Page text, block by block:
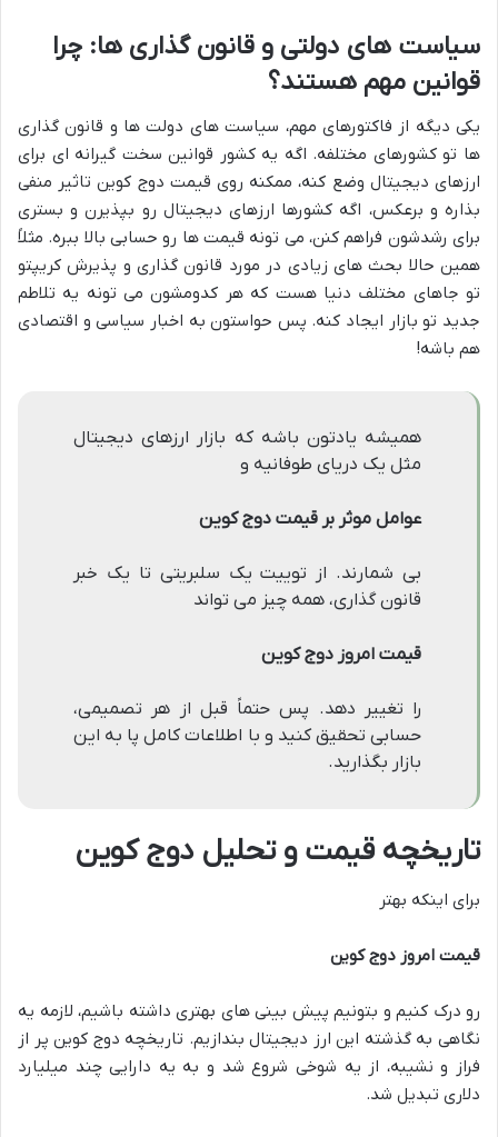
سیاست های دولتی و قانون گذاری ها: چرا
قوانین مهم هستند؟
یکی دیگه از فاکتورهای مهم، سیاست های دولت ها و قانون گذاری
ها تو کشورهای مختلفه. اگه یه کشور قوانین سخت گیرانه ای برای
ارزهای دیجیتال وضع کنه، ممکنه روی قیمت دوج کوین تاثیر منفی
بذاره و برعکس، اگه کشورها ارزهای دیجیتال رو بپذیرن و بستری
برای رشدشون فراهم کنن، می تونه قیمت ها رو حسابی بالا ببره. مثلاً
همین حالا بحث های زیادی در مورد قانون گذاری و پذیرش کریپتو
تو جاهای مختلف دنیا هست که هر کدومشون می تونه یه تلاطم
جدید تو بازار ایجاد کنه. پس حواستون به اخبار سیاسی و اقتصادی
هم باشه!
همیشه یادتون باشه که بازار ارزهای دیجیتال
مثل یک دریای طوفانیه و
عوامل موثر بر قیمت دوج کوین
بی شمارند. از توییت یک سلبریتی تا یک خبر
قانون گذاری، همه چیز می تواند
قیمت امروز دوج کوین
را تغییر دهد. پس حتماً قبل از هر تصمیمی،
حسابی تحقیق کنید و با اطلاعات کامل پا به این
بازار بگذارید.
تاریخچه قیمت و تحلیل دوج کوین
برای اینکه بهتر
قیمت امروز دوج کوین
رو درک کنیم و بتونیم پیش بینی های بهتری داشته باشیم، لازمه یه
نگاهی به گذشته این ارز دیجیتال بندازیم. تاریخچه دوج کوین پر از
فراز و نشیبه، از یه شوخی شروع شد و به یه دارایی چند میلیارد
دلاری تبدیل شد.